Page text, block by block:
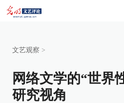
文艺观察 >
网络文学的“世界
研究视角